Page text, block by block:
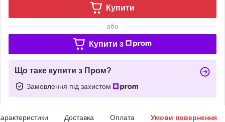
Купити
або
Купити з
Що таке купити з Пром?
Замовлення під захистом
Доставка Оплата Умови повернення